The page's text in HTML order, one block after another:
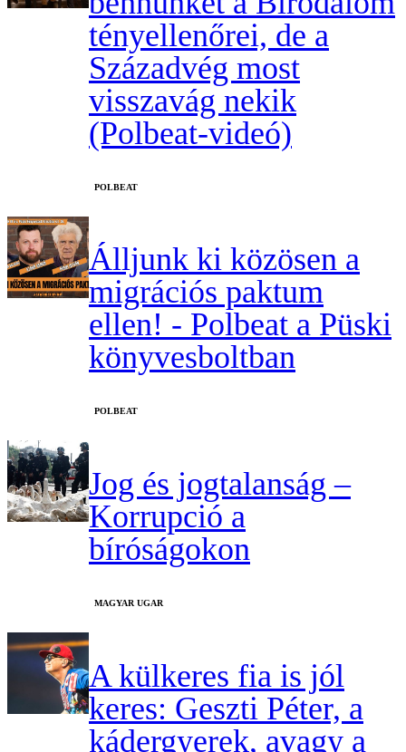
tényellenőrei, de a
Századvég most
visszavág nekik
(Polbeat-videó)
‎POLBEAT
Álljunk ki közösen a
migrációs paktum
ellen! - Polbeat a Püski
könyvesboltban
‎POLBEAT
Jog és jogtalanság –
Korrupció a
bíróságokon
MAGYAR UGAR
A külkeres fia is jól
keres: Geszti Péter, a
kádergyerek, avagy a